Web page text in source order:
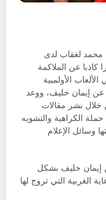
محمد لغقاب لدى
كاذبا عن الملاكمة
الأولمبية
عن إيمان خليف، ووعد
خلال نشر مقالات
الكراهية والتشويه
وسائل الإعلام
إيمان خليف بشكل
الغربية التي تروج لها